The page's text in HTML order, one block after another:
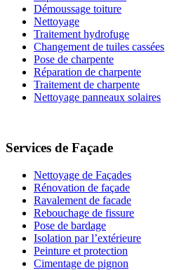
Démoussage toiture
Nettoyage
Traitement hydrofuge
Changement de tuiles cassées
Pose de charpente
Réparation de charpente
Traitement de charpente
Nettoyage panneaux solaires
Services de Façade
Nettoyage de Façades
Rénovation de façade
Ravalement de facade
Rebouchage de fissure
Pose de bardage
Isolation par l’extérieure
Peinture et protection
Cimentage de pignon